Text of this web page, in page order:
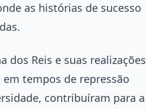
as histórias de sucesso
Reis e suas realizações
tempos de repressão
contribuíram para a